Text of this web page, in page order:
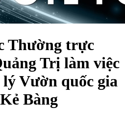
Thường trực
Trị làm việc
Vườn quốc gia
Bàng